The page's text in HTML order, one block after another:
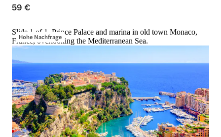
59 €
Hohe Nachfrage
Slide 1 of 1, Prince Palace and marina in old town Monaco,
France, overlooking the Mediterranean Sea.